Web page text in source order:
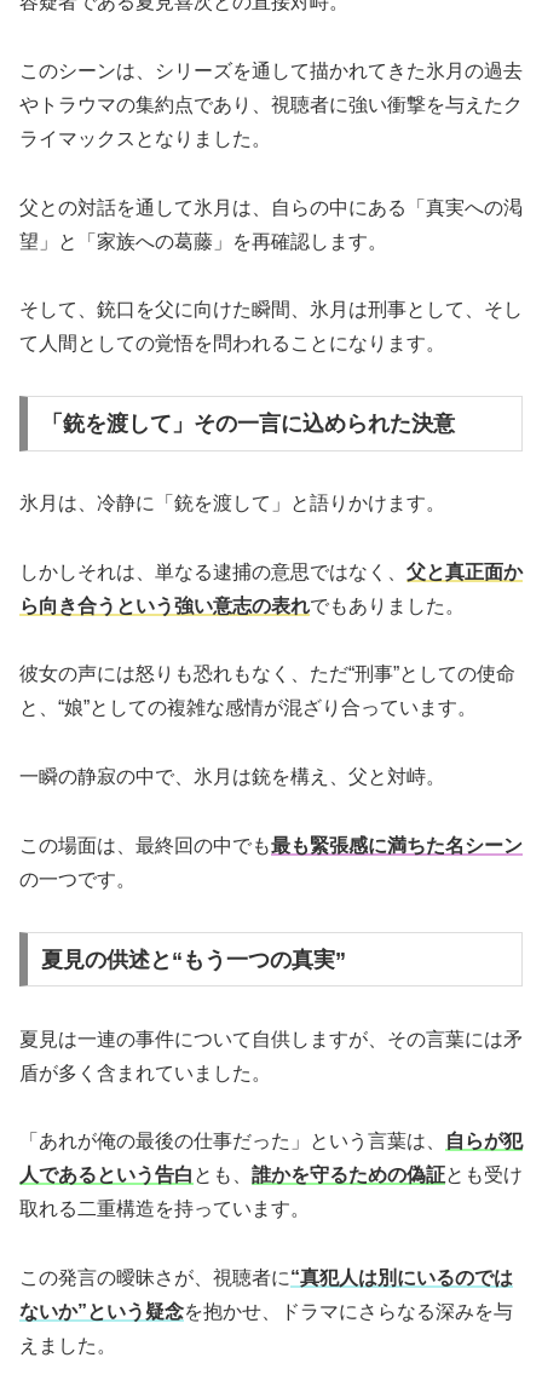
このシーンは、シリーズを通して描かれてきた氷月の過去
やトラウマの集約点であり、視聴者に強い衝撃を与えたク
ライマックスとなりました。
父との対話を通して氷月は、自らの中にある「真実への渇
望」と「家族への葛藤」を再確認します。
そして、銃口を父に向けた瞬間、氷月は刑事として、そし
て人間としての覚悟を問われることになります。
「銃を渡して」その一言に込められた決意
氷月は、冷静に「銃を渡して」と語りかけます。
しかしそれは、単なる逮捕の意思ではなく、 父と真正面か
ら向き合うという強い意志の表れでもありました。
彼女の声には怒りも恐れもなく、ただ“刑事”としての使命
と、“娘”としての複雑な感情が混ざり合っています。
一瞬の静寂の中で、氷月は銃を構え、父と対峙。
この場面は、最終回の中でも最も緊張感に満ちた名シーン
の一つです。
夏見の供述と“もう一つの真実”
夏見は一連の事件について自供しますが、その言葉には矛
盾が多く含まれていました。
「あれが俺の最後の仕事だった」という言葉は、
自らが犯
人であるという告白 とも、 誰かを守るための偽証とも受け
取れる二重構造を持っています。
この発言の曖昧さが、視聴者に“真犯人は別にいるのでは
ないか”という疑念を抱かせ、ドラマにさらなる深みを与
えました。